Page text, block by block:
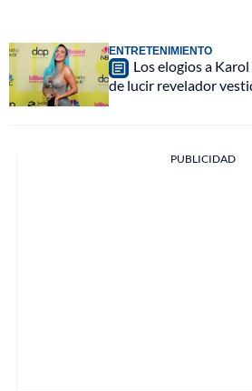
ENTRETENIMIENTO
Los elogios a
de lucir revelador
PUBLICIDAD